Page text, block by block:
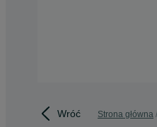
Wróć Strona główna